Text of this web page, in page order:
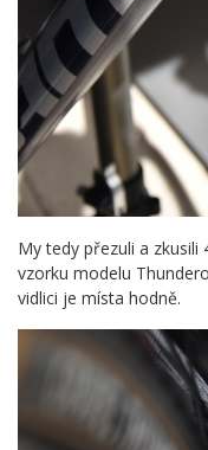
My tedy přezuli a
vzorku modelu
vidlici je místa hodně.